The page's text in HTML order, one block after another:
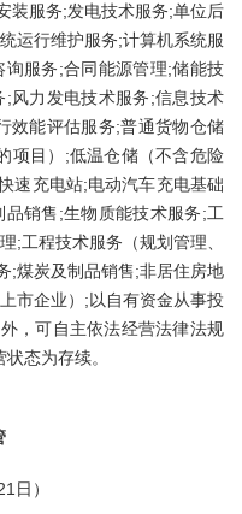
装服务;发电技术服务;单位后
运行维护服务;计算机系统服
服务;合同能源管理;储能技
风力发电技术服务;信息技术
效能评估服务;普通货物仓储
项目）;低温仓储（不含危险
速充电站;电动汽车充电基础
销售;生物质能技术服务;工
;工程技术服务（规划管理、
;煤炭及制品销售;非居住房地
市企业）;以自有资金从事投
，可自主依法经营法律法规
态为存续。
日）